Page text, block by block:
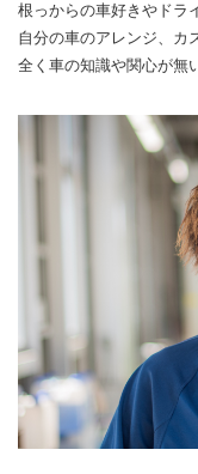
根っからの車好きやドラ
自分の車のアレンジ、カ
全く車の知識や関心が無